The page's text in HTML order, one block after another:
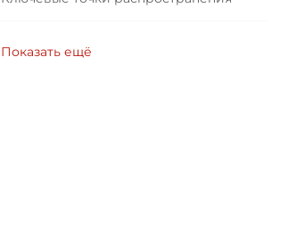
Показать ещё